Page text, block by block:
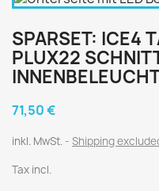
SPARSET: ICE4
PLUX22
71,50 €
inkl. MwSt.
Shipping
Tax incl.